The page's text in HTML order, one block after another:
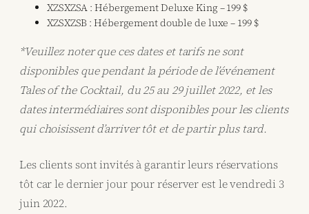
XZSXZSA : Hébergement Deluxe King – 199 $
XZSXZSB : Hébergement double de luxe – 199 $
*Veuillez noter que ces dates et tarifs ne sont
disponibles que pendant la période de l’événement
Tales of the Cocktail, du 25 au 29 juillet 2022, et les
dates intermédiaires sont disponibles pour les clients
qui choisissent d’arriver tôt et de partir plus tard.
Les clients sont invités à garantir leurs réservations
tôt car le dernier jour pour réserver est le vendredi 3
juin 2022.